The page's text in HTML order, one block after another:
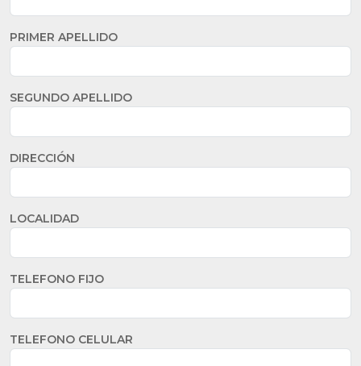
PRIMER APELLIDO
SEGUNDO APELLIDO
DIRECCIÓN
LOCALIDAD
TELEFONO FIJO
TELEFONO CELULAR